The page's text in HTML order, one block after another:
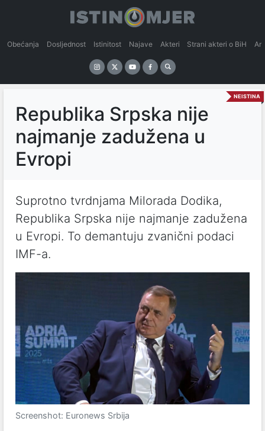
Obećanja Dosljednost Istinitost Najave Akteri Strani akteri o BiH
NEISTINA
Republika Srpska nije
najmanje zadužena u
Evropi
Suprotno tvrdnjama Milorada Dodika,
Republika Srpska nije najmanje zadužena
u Evropi. To demantuju zvanični podaci
IMF-a.
Screenshot: Euronews Srbija